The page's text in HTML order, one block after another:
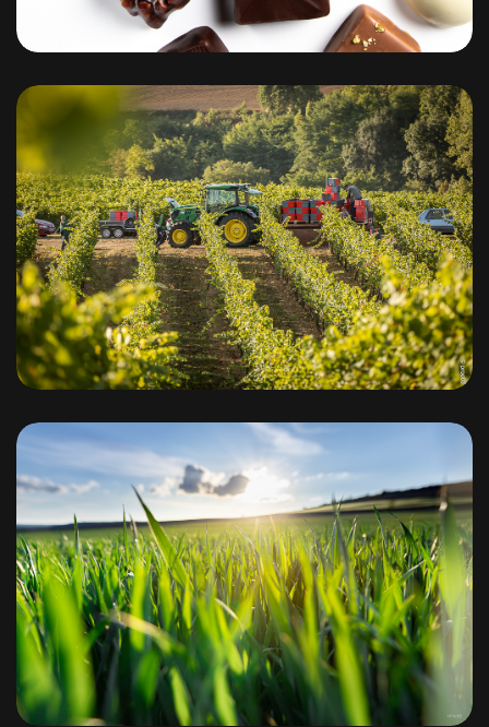
Domaine des Bérioles
Office de tourisme Val de Sioule